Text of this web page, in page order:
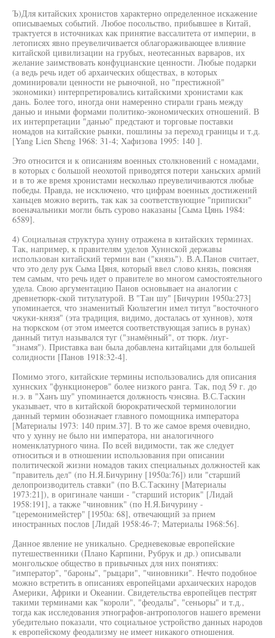
Ъ)Для китайских хронистов характерно определенное искажение
описываемых событий. Любое посольство, прибывшее в Китай,
трактуется в источниках как принятие вассалитета от империи, в
летописях явно преувеличивается облагораживающее влияние
китайской цивилизации на грубых, неотесанных варваров, их
желание заимствовать конфуцианские ценности. Любые подарки
(а ведь речь идет об архаических обществах, в которых
доминировали ценности не рыночной, но "престижной"
экономики) интерпретировались китайскими хронистами как
дань. Более того, иногда они намеренно стирали грань между
данью и иными формами политико-экономических отношений. В
их интерпретации "данью" предстают и торговые поставки
номадов на китайские рынки, пошлины за переход границы и т.д.
[Yang Lien Sheng 1968: 31-4; Хафизова 1995: 140 ].
Это относится и к описаниям военных столкновений с номадами,
в которых с большой неохотой приводятся потери ханьских армий
и в то же время хронистами несколько преувеличиваются любые
победы. Правда, не исключено, что цифрам военных достижений
ханьцев можно верить, так как за соответствующие "приписки"
военачальники могли быть сурово наказаны [Сыма Цянь 1984:
6589].
4) Социальная структура хунну отражена в китайских терминах.
Так, например, к правителям уделов Хуннской державы
использован китайский термин ван ("князь"). В.А.Панов считает,
что это делу рук Сыма Цяня, который ввел слово князь, поясняя
тем самым, что речь идет о правителе во многом самостоятельного
удела. Свою аргументацию Панов основывает на аналогии с
древнетюрк-ской титулатурой. В "Тан шу" [Бичурин 1950а:273]
упоминается, что знаменитый Кюльтегин имел титул "восточного
чжуки-князя" (эта традиция, видимо, досталась от хуннов), хотя
на тюркском (от этом имеется соответствующая запись в рунах)
данный титул назывался туг ("знамённый", от тюрк. /иуг-
"знамя"). Приставка ван была добавлена китайцами для большей
солидности [Панов 1918:32-4].
Помимо этого, китайские термины использовались для описания
хуннских "функционеров" более низкого ранга. Так, под 59 г. до
н.э. в "Ханъ шу" упоминается должность чэнсяна. В.С.Таскин
указывает, что в китайской бюрократической терминологии
данный термин обозначает главного помощника императора
[Материалы 1973: 140 прим.37]. В то же самое время очевидно,
что у хунну не было ни императора, ни аналогичного
номенклатурного чина. По всей видимости, так же следует
относиться и в отношении использования при описании
политической жизни номадов таких специальных должностей как
"правитель дел" (по Н.Я.Бичурину [1950а:76]) или "старший
делопроизводитель ставки" (по В.С.Таскину [Материалы
1973:21]), в оригинале чанши - "старший историк" [Лидай
1958:191], а также "чиновник" (по Н.Я.Бичурину -
"церемонимейстер" [1950а: 68], отвечающий за прием
иностранных послов [Лидай 1958:46-7; Материалы 1968:56].
Данное явление не уникально. Средневековые европейские
путешественники (Плано Карпини, Рубрук и др.) описывали
монгольское общество в привычных для них понятиях:
"император", "бароны", "рыцари", "чиновники". Нечто подобное
можно встретить в описаниях европейцами архаических народов
Америки, Африки и Океании. Свидетельства европейцев пестрят
такими терминами как "короли", "феодалы", "сеньоры" и т.д.,
тогда как исследования этнографов-антропологов нашего времени
убедительно показали, что социальное устройство данных народов
к европейскому феодализму не имеет никакого отношения.